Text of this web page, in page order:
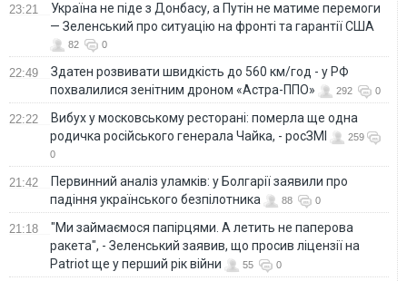
23:21
Україна не піде з Донбасу, а Путін не матиме перемоги
— Зеленський про ситуацію на фронті та гарантії США
82 0
22:49
Здатен розвивати швидкість до 560 км/год - у РФ
похвалилися зенітним дроном «Астра-ППО»
292 0
22:22
Вибух у московському ресторані: померла ще одна
родичка російського генерала Чайка, - росЗМІ
259
0
21:42
Первинний аналіз уламків: у Болгарії заявили про
падіння українського безпілотника
88 0
21:18
"Ми займаємося папірцями. А летить не паперова
ракета", - Зеленський заявив, що просив ліцензії на
Patriot ще у перший рік війни
55 0